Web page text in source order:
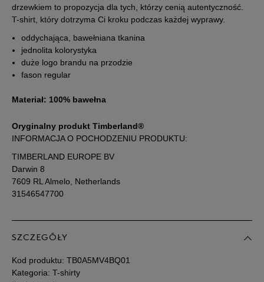
XXXL
drzewkiem to propozycja dla tych, którzy cenią autentyczność.
T-shirt, który dotrzyma Ci kroku podczas każdej wyprawy.
oddychająca, bawełniana tkanina
jednolita kolorystyka
duże logo brandu na przodzie
fason regular
Materiał: 100% bawełna
Oryginalny produkt Timberland®
INFORMACJA O POCHODZENIU PRODUKTU:
TIMBERLAND EUROPE BV
Darwin 8
7609 RL Almelo, Netherlands
31546547700
SZCZEGÓŁY
Kod produktu: TB0A5MV4BQ01
Kategoria: T-shirty